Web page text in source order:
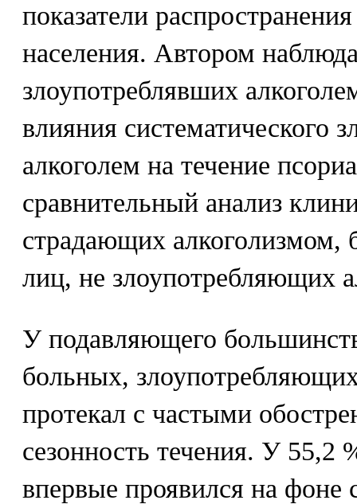
показатели
населения. Автором
злоупотреблявших
влияния систематического
алкоголем на течение
сравнительный анализ
страдающих алкоголизмом,
лиц, не злоупотребляющих
У подавляющего
больных,
протекал с частыми
сезонность течения. У 55,2
впервые проявился на фоне